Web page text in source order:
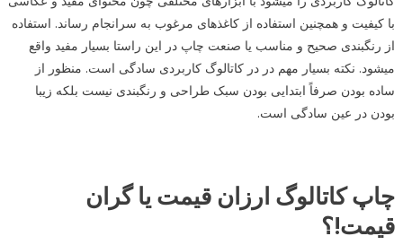
با کیفیت و همچنین استفاده از کاغذهای مرغوب به سرانجام رساند. استفاده
از رنگبندی صحیح و مناسب یا صنعت چاپ در این راستا بسیار مفید واقع
میشود. نکته بسیار مهم در در کاتالوگ کاربردی سادگی است. منظور از
ساده بودن صرفاً ابتدایی بودن سبک طراحی و رنگبندی نیست بلکه زیبا
بودن در عین سادگی است.
چاپ کاتالوگ ارزان قیمت یا گران
قیمت!؟